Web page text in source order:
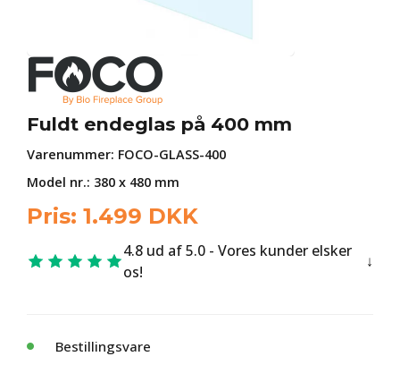
Fuldt endeglas på 400 mm
Varenummer: FOCO-GLASS-400
Model nr.: 380 x 480 mm
Pris: 1.499 DKK
4.8 ud af 5.0 - Vores kunder elsker
os!
Bestillingsvare